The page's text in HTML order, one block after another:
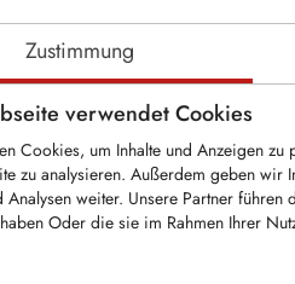
Zustimmung
verwendet Cookies
Cookies, um Inhalte und Anzeigen
zu analysieren. Außerdem geben wir
Analysen weiter. Unsere Partner
Oder die sie im Rahmen Ihrer
KRM0103